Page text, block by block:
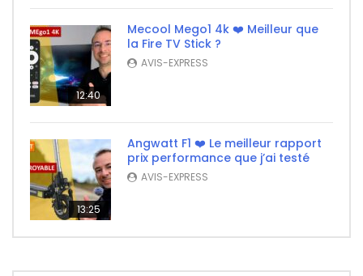
12:40
Mecool Mego1 4k ❤️ Meilleur que
la Fire TV Stick ?
AVIS-EXPRESS
13:25
Angwatt F1 ❤️ Le meilleur rapport
prix performance que j’ai testé
AVIS-EXPRESS